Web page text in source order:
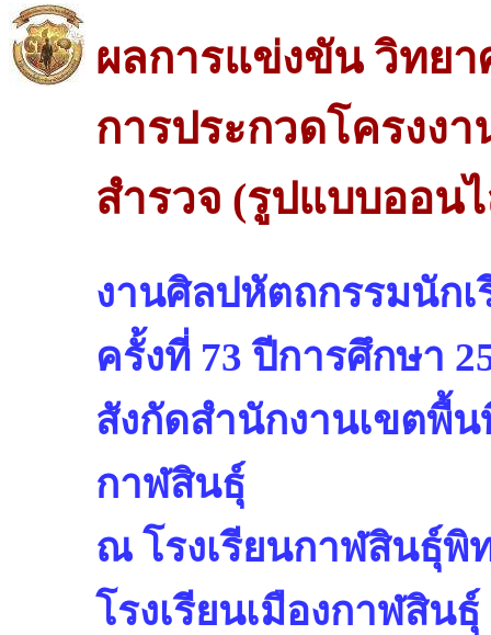
ผลการแข่งขัน วิทย
การประกวดโครงง
สำรวจ (รูปแบบออน
งานศิลปหัตถกรรมนัก
ครั้งที่ 73 ปีการศึกษา
สังกัดสำนักงานเขตพื้
กาฬสินธุ์
ณ โรงเรียนกาฬสินธุ์พิ
โรงเรียนเมืองกาฬสิน